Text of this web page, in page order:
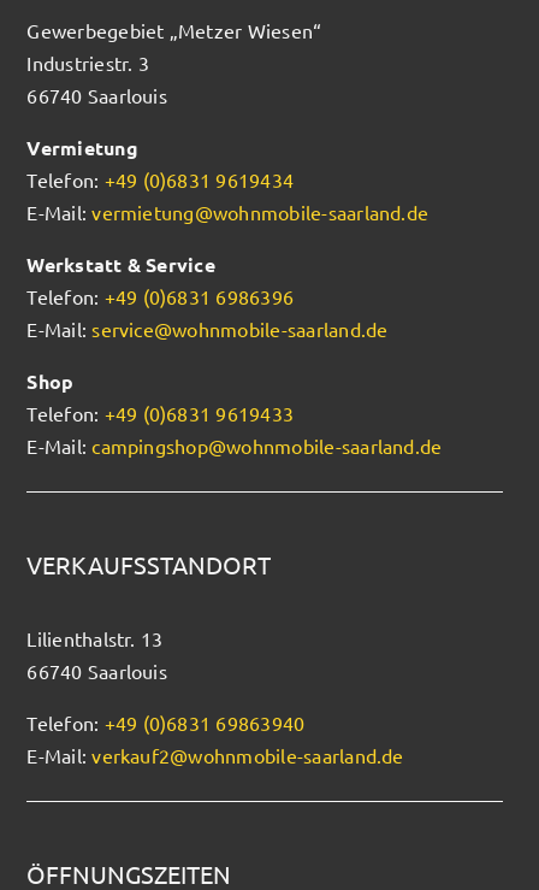
Gewerbegebiet „Metzer Wiesen“
Industriestr. 3
66740 Saarlouis
Vermietung
Telefon: +49 (0)6831 9619434
E-Mail:vermietung@wohnmobile-saarland.de
Werkstatt & Service
Telefon: +49 (0)6831 6986396
E-Mail: service@wohnmobile-saarland.de
Shop
Telefon: +49 (0)6831 9619433
E-Mail:campingshop@wohnmobile-saarland.de
VERKAUFSSTANDORT
Lilienthalstr. 13
66740 Saarlouis
Telefon: +49 (0)6831 69863940
E-Mail:verkauf2@wohnmobile-saarland.de
ÖFFNUNGSZEITEN